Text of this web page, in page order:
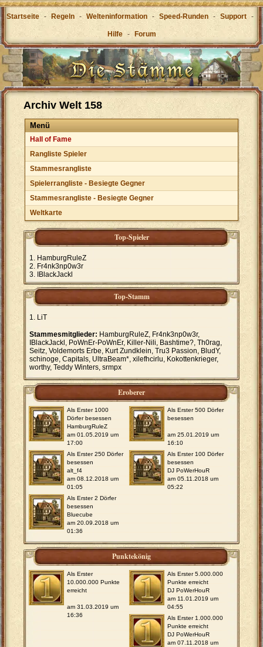
Startseite - Regeln - Welteninformation - Speed-Runden - Support -
Hilfe - Forum
Archiv Welt 158
Menü
Hall of Fame
Rangliste Spieler
Stammesrangliste
Spielerrangliste - Besiegte Gegner
Stammesrangliste - Besiegte Gegner
Weltkarte
Top-Spieler
HamburgRuleZ
Fr4nk3np0w3r
IBlackJackl
Top-Stamm
LiT
Stammesmitglieder: HamburgRuleZ, Fr4nk3np0w3r,
IBlackJackl, PoWnEr-PoWnEr, Killer-Nili, Bashtime?, Th0rag,
Seitz, Voldemorts Erbe, Kurt Zundklein, Tru3 Passion, BludY,
schinoge, Capitals, UltraBeam*, xilefhcirlu, Kokottenkrieger,
worthy, Teddy Winters, srmpx
Eroberer
Als Erster 1000
Dörfer besessen
HamburgRuleZ
am 01.05.2019 um
17:00
Als Erster 500 Dörfer
besessen
am 25.01.2019 um
16:10
Als Erster 250 Dörfer
besessen
alt_f4
am 08.12.2018 um
01:05
Als Erster 100 Dörfer
besessen
DJ PoWerHouR
am 05.11.2018 um
05:22
Als Erster 2 Dörfer
besessen
Bluecube
am 20.09.2018 um
01:36
Punktekönig
Als Erster
10.000.000 Punkte
erreicht
am 31.03.2019 um
16:36
Als Erster 5.000.000
Punkte erreicht
DJ PoWerHouR
am 11.01.2019 um
04:55
Als Erster 1.000.000
Punkte erreicht
DJ PoWerHouR
am 07.11.2018 um